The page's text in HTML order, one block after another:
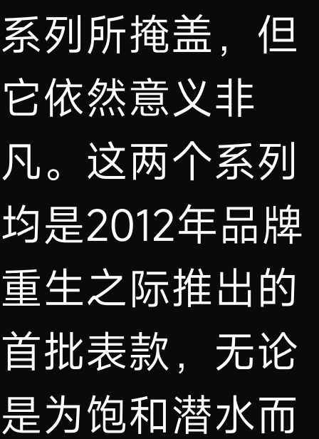
系列所掩盖，但
它依然意义非
凡。这两个系列
均是2012年品牌
重生之际推出的
首批表款，无论
是为饱和潜水而